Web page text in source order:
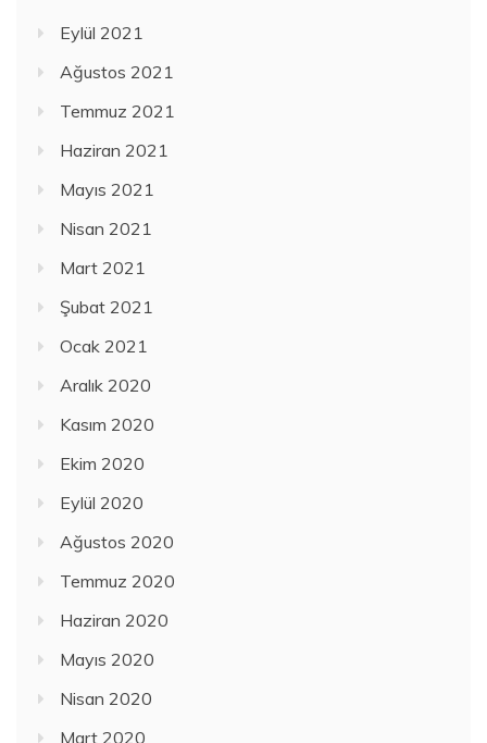
Eylül 2021
Ağustos 2021
Temmuz 2021
Haziran 2021
Mayıs 2021
Nisan 2021
Mart 2021
Şubat 2021
Ocak 2021
Aralık 2020
Kasım 2020
Ekim 2020
Eylül 2020
Ağustos 2020
Temmuz 2020
Haziran 2020
Mayıs 2020
Nisan 2020
Mart 2020